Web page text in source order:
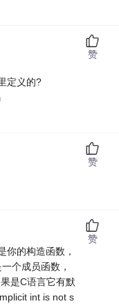
定义的?
赞
赞
你的构造函数，
个成员函数，
是C语言它有默
int is not s
赞